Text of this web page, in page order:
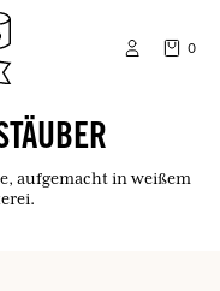
0
aufgemacht in weißem